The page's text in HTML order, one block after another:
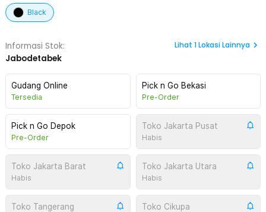
Black
Informasi Stok:
Jabodetabek
Lihat 1Lokasi Lainnya
Gudang Online
Tersedia
Pick n Go Bekasi
Pre-Order
Pick n Go Depok
Pre-Order
Toko Jakarta Pusat
Habis
Toko Jakarta Barat
Habis
Toko Jakarta Utara
Habis
Toko Tangerang Toko Cikupa